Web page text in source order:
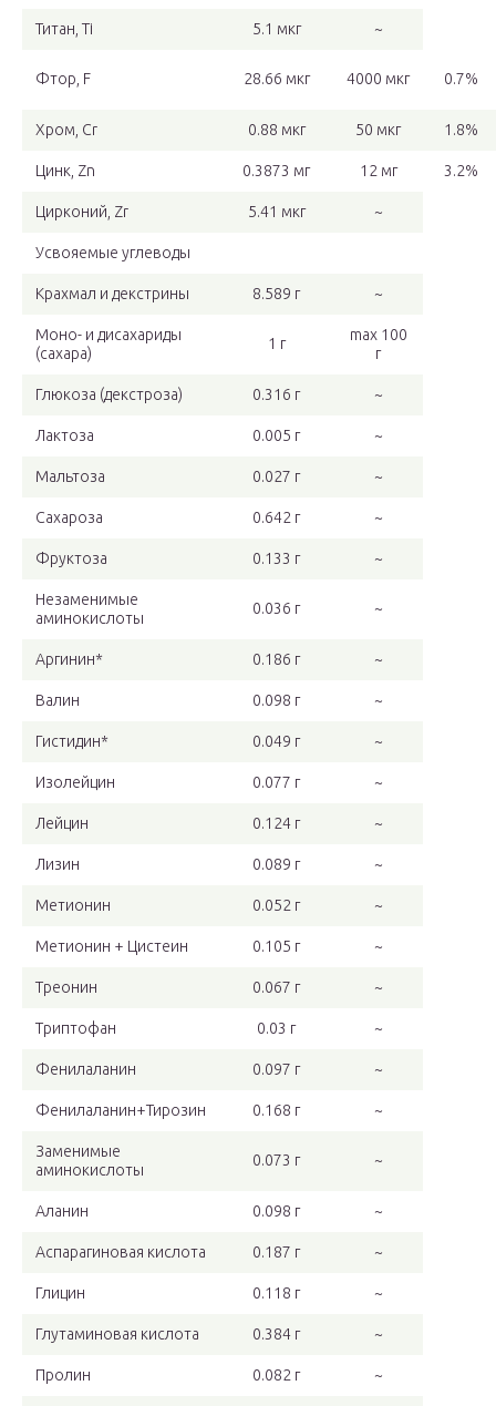
Титан, Ti 5.1 мкг ~
Фтор, F 28.66 мкг 4000 мкг 0.7%
Хром, Cr 0.88 мкг 50 мкг 1.8%
Цинк, Zn 0.3873 мг 12 мг 3.2%
Цирконий, Zr 5.41 мкг ~
Усвояемые углеводы
Крахмал и декстрины 8.589 г ~
Моно- и дисахариды
(сахара)
1 г
max 100
г
Глюкоза (декстроза) 0.316 г ~
Лактоза 0.005 г ~
Мальтоза 0.027 г ~
Сахароза 0.642 г ~
Фруктоза 0.133 г ~
Незаменимые
аминокислоты
0.036 г ~
Аргинин* 0.186 г ~
Валин 0.098 г ~
Гистидин* 0.049 г ~
Изолейцин 0.077 г ~
Лейцин 0.124 г ~
Лизин 0.089 г ~
Метионин 0.052 г ~
Метионин + Цистеин 0.105 г ~
Треонин 0.067 г ~
Триптофан 0.03 г ~
Фенилаланин 0.097 г ~
Фенилаланин+Тирозин 0.168 г ~
Заменимые
аминокислоты
0.073 г ~
Аланин 0.098 г ~
Аспарагиновая кислота 0.187 г ~
Глицин 0.118 г ~
Глутаминовая кислота 0.384 г ~
Пролин 0.082 г ~